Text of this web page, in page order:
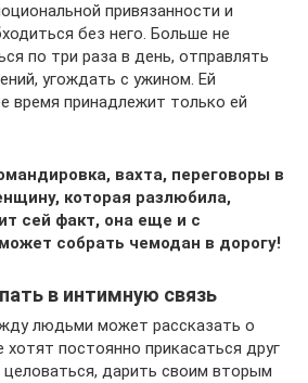
привязанности и
без него. Больше не
по три раза в день, отправлять
угождать с ужином. Ей
время принадлежит только ей
вахта, переговоры в
которая разлюбила,
сей факт, она еще и с
собрать чемодан в дорогу!
в интимную связь
людьми может рассказать о
постоянно прикасаться друг
целоваться, дарить своим вторым